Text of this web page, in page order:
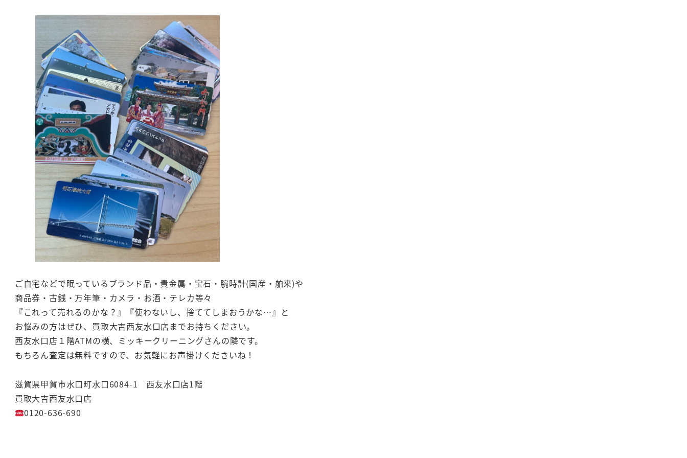
ご自宅などで眠っているブランド品・貴金属・宝石・腕時計(国産・舶来)や
商品券・古銭・万年筆・カメラ・お酒・テレカ等々
『これって売れるのかな？』『使わないし、捨ててしまおうかな…』と
お悩みの方はぜひ、買取大吉西友水口店までお持ちください。
西友水口店１階ATMの横、ミッキークリーニングさんの隣です。
もちろん査定は無料ですので、お気軽にお声掛けくださいね！
滋賀県甲賀市水口町水口6084-1 西友水口店1階
買取大吉西友水口店
0120-636-690